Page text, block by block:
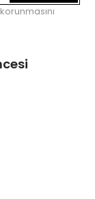
korunmasını